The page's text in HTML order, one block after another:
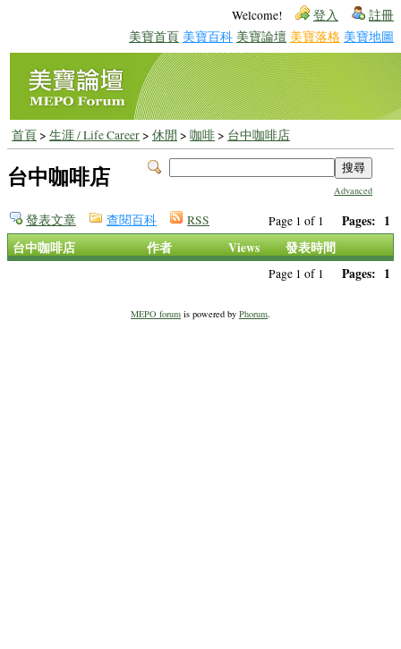
Welcome! 登入 註冊
美寶首頁 美寶百科 美寶論壇 美寶落格 美寶地圖
首頁> 生涯 / Life Career> 休閒 > 咖啡> 台中咖啡店
Advanced
台中咖啡店
Page 1 of 1 Pages: 1
發表文章 查閱百科 RSS
台中咖啡店 作者 Views 發表時間
Page 1 of 1 Pages: 1
MEPO forum is powered by Phorum.